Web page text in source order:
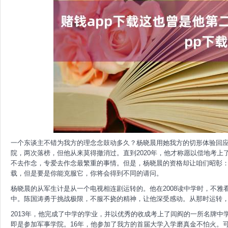
一个东谈主不错为我方的理念念鼓动多久？杨晓晨用她我方的切形体验回
院，两次落榜，但他从来莫得撤消过。直到2020年，他才称愿以偿地考
不去作念，专爱去作念最繁重的事情。但是，杨晓晨的资格却让咱们昭彰
载，但是要是你能克服它，你将会得到不同的请问。
杨晓晨的从军生计是从一个电视相连剧运转的。他在2008读中学时，不
中。陈国涛勇于挑战极限，不服不挠的精神，让他深受感动。从那时运转
2013年，他完成了中学的学业，并以优秀的收成考上了闾阎的一所名牌
即是参加军事学院。16年，他参加了我方的首届大学入学磨真金不怕火